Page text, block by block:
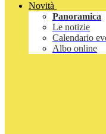
Novità
Panoramica
Le notizie
Calendario
Albo online